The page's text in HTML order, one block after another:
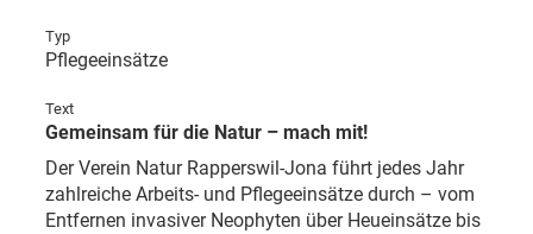
Typ
Pflegeeinsätze
Text
Gemeinsam für die Natur – mach mit!
Der Verein Natur Rapperswil-Jona führt jedes Jahr
zahlreiche Arbeits- und Pflegeeinsätze durch – vom
Entfernen invasiver Neophyten über Heueinsätze bis